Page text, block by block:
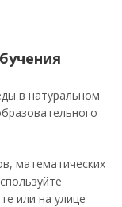
в натуральном
математических
или на улице